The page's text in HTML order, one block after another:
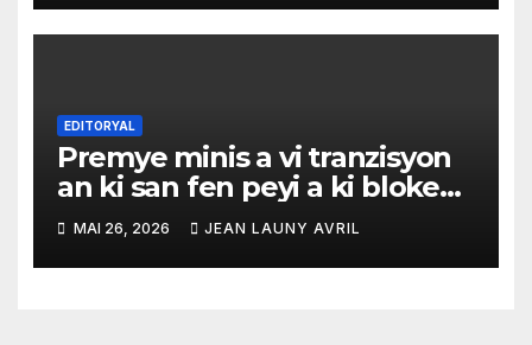
EDITORYAL
Premye minis a vi tranzisyon
an ki san fen peyi a ki bloke
nan menm sik la
MAI 26, 2026 JEAN LAUNY AVRIL